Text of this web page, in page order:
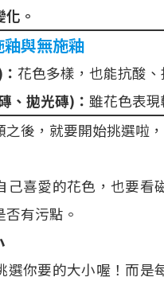
。
與無施釉
花色多樣，也能抗酸
、拋光磚)： 雖花色表
後，就要開始挑選啦
己喜愛的花色，也要
有污點。
選你要的大小喔！而